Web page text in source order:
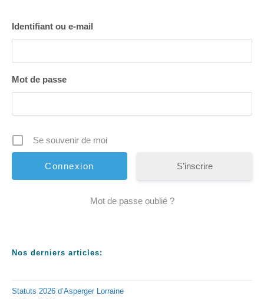
Identifiant ou e-mail
Mot de passe
Se souvenir de moi
S’inscrire
Mot de passe oublié ?
Nos derniers articles:
Statuts 2026 d’Asperger Lorraine